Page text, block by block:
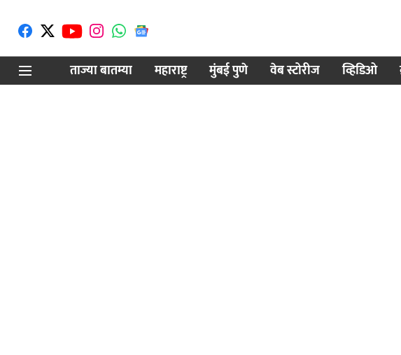
ताज्या बातम्या
महाराष्ट्र मुंबई पुणे वेब स्टोरीज व्हिडिओ